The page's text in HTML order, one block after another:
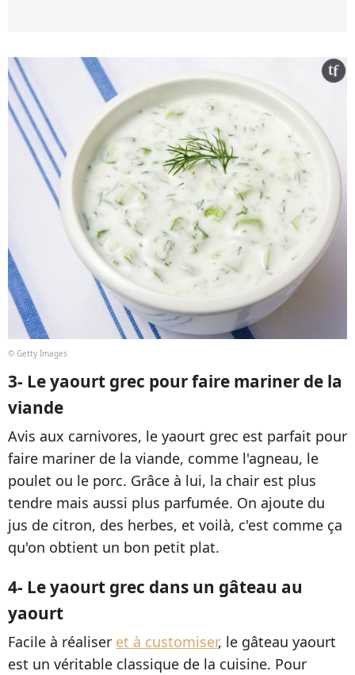
© Getty Images
3- Le yaourt grec pour faire mariner de la
viande
Avis aux carnivores, le yaourt grec est parfait pour
faire mariner de la viande, comme l'agneau, le
poulet ou le porc. Grâce à lui, la chair est plus
tendre mais aussi plus parfumée. On ajoute du
jus de citron, des herbes, et voilà, c'est comme ça
qu'on obtient un bon petit plat.
4- Le yaourt grec dans un gâteau au
yaourt
Facile à réaliser et à customiser, le gâteau yaourt
est un véritable classique de la cuisine. Pour